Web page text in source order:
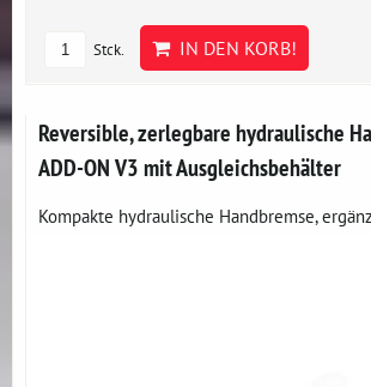
Stck. IN DEN KORB!
Reversible, zerlegbare hydraulische
ADD-ON V3 mit Ausgleichsbehälter
Kompakte hydraulische Handbremse,